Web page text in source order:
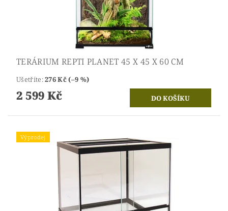
TERÁRIUM REPTI PLANET 45 X 45 X 60 CM
Ušetříte:276 Kč (–9 %)
2 599 Kč
Výprodej